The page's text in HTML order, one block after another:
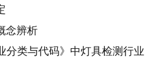
念辨析
分类与代码》中灯具检测行业